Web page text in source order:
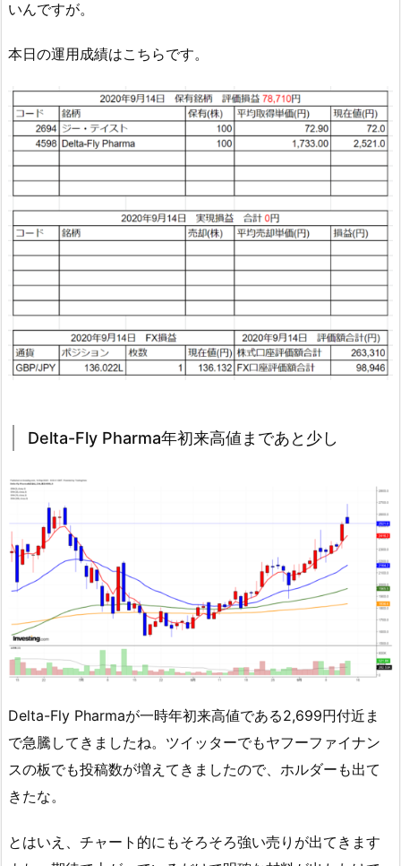
いんですが。
本日の運用成績はこちらです。
Delta-Fly Pharma年初来高値まであと少し
Delta-Fly Pharmaが一時年初来高値である2,699円付近ま
で急騰してきましたね。ツイッターでもヤフーファイナン
スの板でも投稿数が増えてきましたので、ホルダーも出て
きたな。
とはいえ、チャート的にもそろそろ強い売りが出てきます